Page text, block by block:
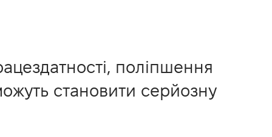
поліпшення
становити серйозну